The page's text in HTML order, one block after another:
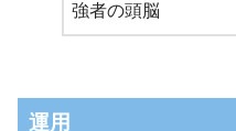
強者の頭脳
運用